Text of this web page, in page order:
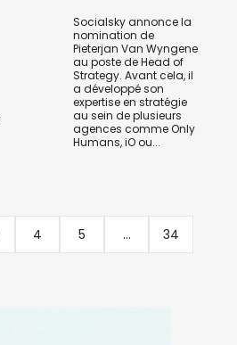
Socialsky annonce la
nomination de
Pieterjan Van Wyngene
au poste de Head of
Strategy. Avant cela, il
a développé son
expertise en stratégie
au sein de plusieurs
agences comme Only
Humans, iO ou...
4 5 ... 34